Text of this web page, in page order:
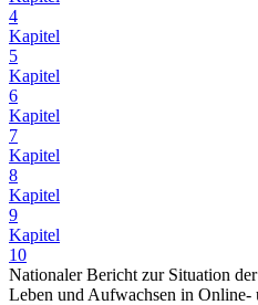
4
Kapitel
5
Kapitel
6
Kapitel
7
Kapitel
8
Kapitel
9
Kapitel
10
Nationaler Bericht zur Situation
Leben und Aufwachsen in Online-